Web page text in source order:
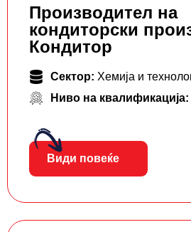
Производител на
кондиторски
Кондитор
Сектор: Хемија и
Ниво на квалификација:
Види повеќе